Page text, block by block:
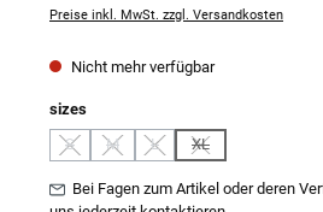
Preise inkl. MwSt. zzgl. Versandkosten
Nicht mehr verfügbar
sizesauswählen
S
(Diese Option ist zurzeit nicht verfügbar.)
M
(Diese Option ist zurzeit nicht
L
(Diese Option ist zurzeit
XL
(Diese Option ist
Bei Fagen zum Artikel oder deren